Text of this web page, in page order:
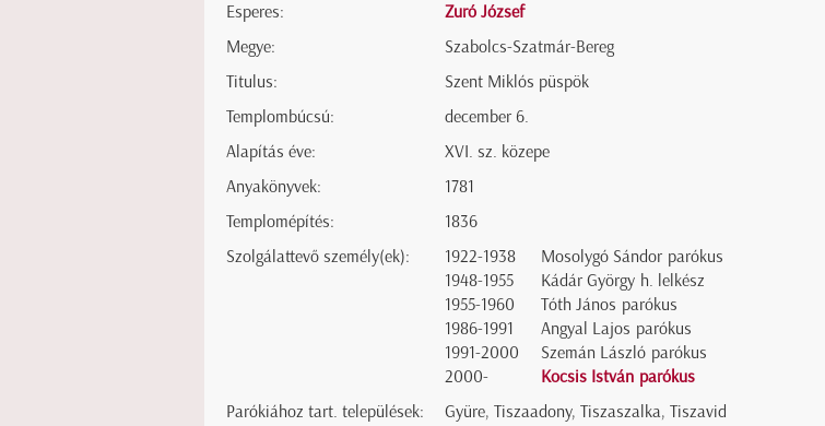
Esperes:
Zuró József
Megye:
Szabolcs-Szatmár-Bereg
Titulus:
Szent Miklós püspök
Templombúcsú:
december 6.
Alapítás éve:
XVI. sz. közepe
Anyakönyvek:
1781
Templomépítés:
1836
Szolgálattevő személy(ek):
1922-1938
Mosolygó Sándor parókus
1948-1955
Kádár György h. lelkész
1955-1960
Tóth János parókus
1986-1991
Angyal Lajos parókus
1991-2000
Szemán László parókus
2000-
Kocsis István parókus
Parókiához tart. települések:
Gyüre, Tiszaadony, Tiszaszalka, Tiszavid